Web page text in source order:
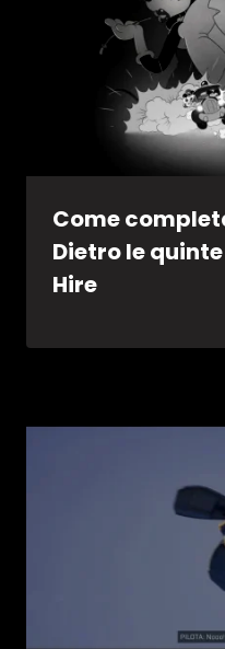
Come
Dietro le quinte
Hire